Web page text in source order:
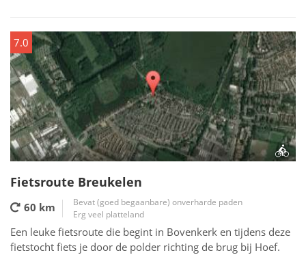
7.0
Fietsroute Breukelen
60 km
Bevat (goed begaanbare) onverharde paden
Erg veel platteland
Een leuke fietsroute die begint in Bovenkerk en tijdens deze
fietstocht fiets je door de polder richting de brug bij Hoef.